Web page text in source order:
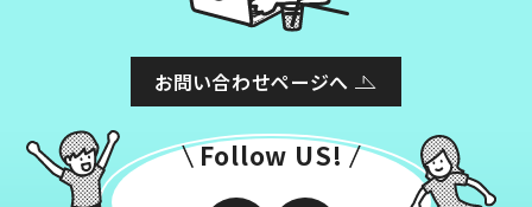
お問い合わせページへ
Follow US!